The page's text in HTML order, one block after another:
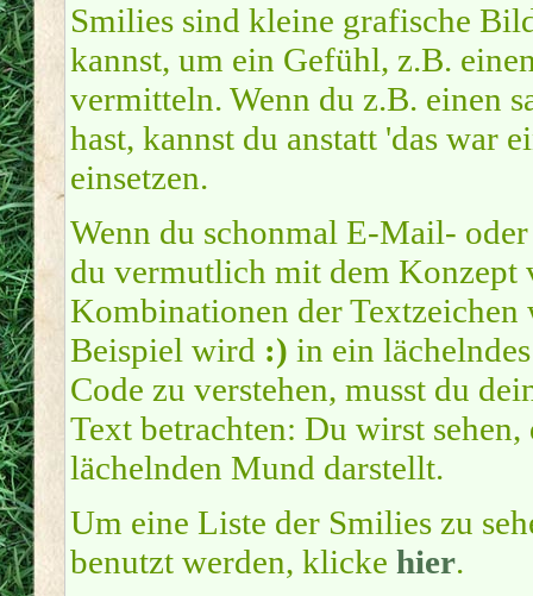
Smilies sind kleine grafische
kannst, um ein Gefühl, z.B.
vermitteln. Wenn du z.B. einen
hast, kannst du anstatt 'das war
einsetzen.
Wenn du schonmal E-Mail-
du vermutlich mit dem Konzept
Kombinationen der
Beispiel wird :) in ein
Code zu verstehen, musst du
Text betrachten: Du wirst sehen,
lächelnden Mund darstellt.
Um eine Liste der Smilies zu
benutzt werden, klicke hier.